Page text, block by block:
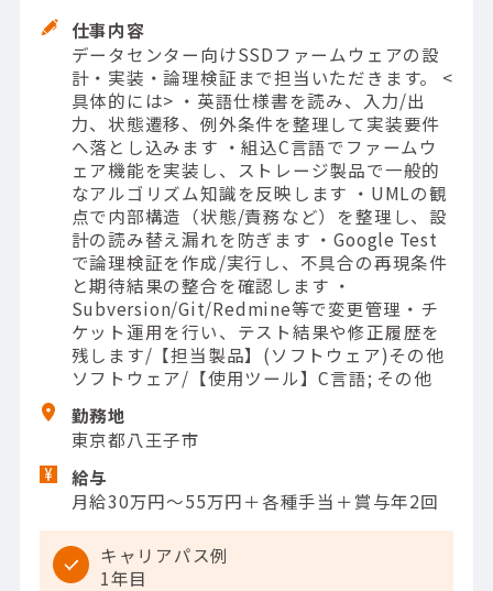
仕事内容
データセンター向けSSDファームウェアの設
計・実装・論理検証まで担当いただきます。 <
具体的には> ・英語仕様書を読み、入力/出
力、状態遷移、例外条件を整理して実装要件
へ落とし込みます ・組込C言語でファームウ
ェア機能を実装し、ストレージ製品で一般的
なアルゴリズム知識を反映します ・UMLの観
点で内部構造（状態/責務など）を整理し、設
計の読み替え漏れを防ぎます ・Google Test
で論理検証を作成/実行し、不具合の再現条件
と期待結果の整合を確認します ・
Subversion/Git/Redmine等で変更管理・チ
ケット運用を行い、テスト結果や修正履歴を
残します/【担当製品】(ソフトウェア)その他
ソフトウェア/【使用ツール】C言語; その他
勤務地
東京都八王子市
給与
月給30万円～55万円＋各種手当＋賞与年2回
キャリアパス例
1年目